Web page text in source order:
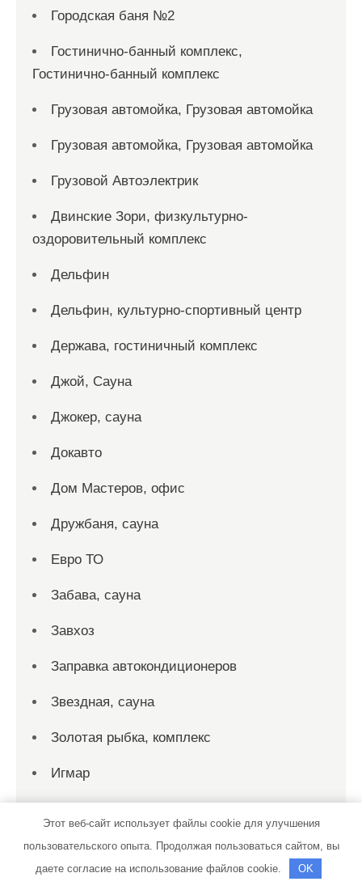
Городская баня №2
Гостинично-банный комплекс,
Гостинично-банный комплекс
Грузовая автомойка, Грузовая автомойка
Грузовая автомойка, Грузовая автомойка
Грузовой Автоэлектрик
Двинские Зори, физкультурно-
оздоровительный комплекс
Дельфин
Дельфин, культурно-спортивный центр
Держава, гостиничный комплекс
Джой, Сауна
Джокер, сауна
Докавто
Дом Мастеров, офис
Дружбаня, сауна
Евро ТО
Забава, сауна
Завхоз
Заправка автокондиционеров
Звездная, сауна
Золотая рыбка, комплекс
Игмар
Империя, сауна
Ист-хаус, гостиничный комплекс
Этот веб-сайт использует файлы cookie для улучшения
пользовательского опыта. Продолжая пользоваться сайтом, вы
даете согласие на использование файлов cookie.
OK